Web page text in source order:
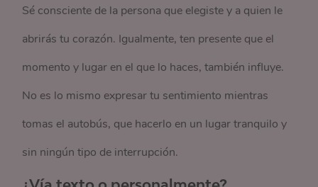
Sé consciente de la persona que elegiste y a quien le
abrirás tu corazón. Igualmente, ten presente que el
momento y lugar en el que lo haces, también influye.
No es lo mismo expresar tu sentimiento mientras
tomas el autobús, que hacerlo en un lugar tranquilo y
sin ningún tipo de interrupción.